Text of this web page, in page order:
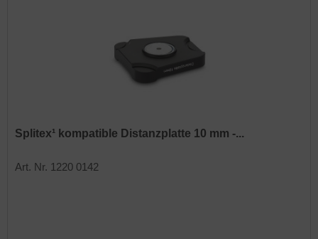
Splitex¹ kompatible Distanzplatte 10 mm -...
Art. Nr. 1220 0142